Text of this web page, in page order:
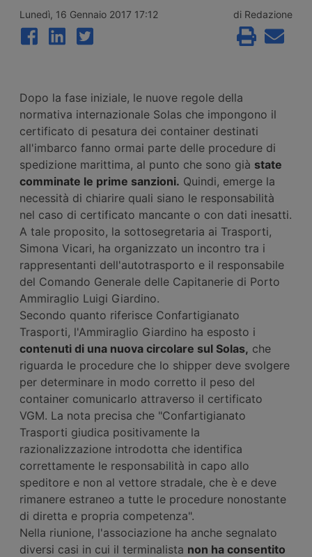
Lunedì, 16 Gennaio 2017 17:12 di Redazione
Dopo la fase iniziale, le nuove regole della
normativa internazionale Solas che impongono il
certificato di pesatura dei container destinati
all'imbarco fanno ormai parte delle procedure di
spedizione marittima, al punto che sono già state
comminate le prime sanzioni. Quindi, emerge la
necessità di chiarire quali siano le responsabilità
nel caso di certificato mancante o con dati inesatti.
A tale proposito, la sottosegretaria ai Trasporti,
Simona Vicari, ha organizzato un incontro tra i
rappresentanti dell'autotrasporto e il responsabile
del Comando Generale delle Capitanerie di Porto
Ammiraglio Luigi Giardino.
Secondo quanto riferisce Confartigianato
Trasporti, l'Ammiraglio Giardino ha esposto i
contenuti di una nuova circolare sul Solas, che
riguarda le procedure che lo shipper deve svolgere
per determinare in modo corretto il peso del
container comunicarlo attraverso il certificato
VGM. La nota precisa che "Confartigianato
Trasporti giudica positivamente la
razionalizzazione introdotta che identifica
correttamente le responsabilità in capo allo
speditore e non al vettore stradale, che è e deve
rimanere estraneo a tutte le procedure nonostante
di diretta e propria competenza".
Nella riunione, l'associazione ha anche segnalato
diversi casi in cui il terminalista non ha consentito